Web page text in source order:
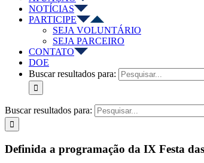
NOTÍCIAS
PARTICIPE
SEJA VOLUNTÁRIO
SEJA PARCEIRO
CONTATO
DOE
Buscar resultados para:
Buscar resultados para:
Definida a programação da IX Festa